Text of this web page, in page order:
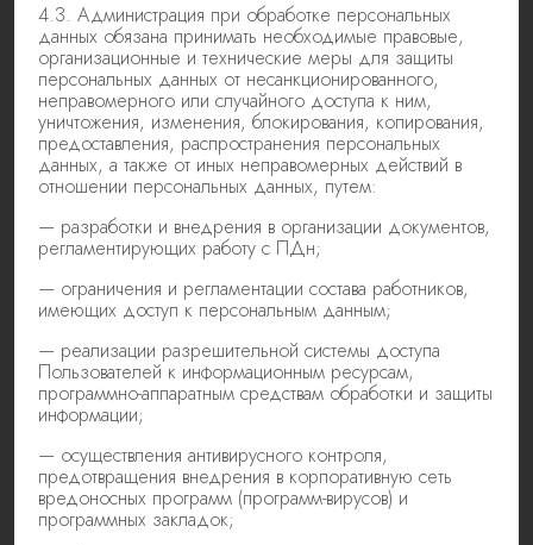
4.3. Администрация при обработке персональных
данных обязана принимать необходимые правовые,
организационные и технические меры для защиты
персональных данных от несанкционированного,
неправомерного или случайного доступа к ним,
уничтожения, изменения, блокирования, копирования,
предоставления, распространения персональных
данных, а также от иных неправомерных действий в
отношении персональных данных, путем:
— разработки и внедрения в организации документов,
регламентирующих работу с ПДн;
— ограничения и регламентации состава работников,
имеющих доступ к персональным данным;
— реализации разрешительной системы доступа
Пользователей к информационным ресурсам,
программно-аппаратным средствам обработки и защиты
информации;
— осуществления антивирусного контроля,
предотвращения внедрения в корпоративную сеть
вредоносных программ (программ-вирусов) и
программных закладок;